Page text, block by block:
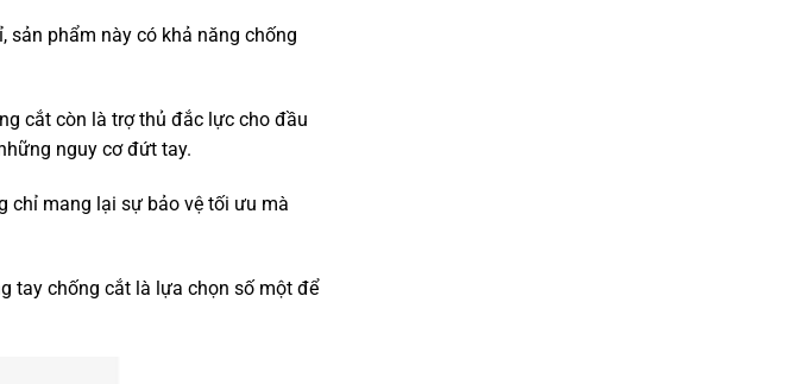
sản phẩm này có khả năng chống
cắt còn là trợ thủ đắc lực cho đầu
nguy cơ đứt tay.
chỉ mang lại sự bảo vệ tối ưu mà
tay chống cắt là lựa chọn số một để